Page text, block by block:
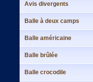
Avis divergents
Balle à deux camps
Balle américaine
Balle brûlée
Balle crocodile